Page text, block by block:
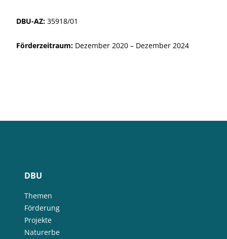
DBU-AZ: 35918/01
Förderzeitraum: Dezember 2020 – Dezember 2024
DBU
Themen
Förderung
Projekte
Naturerbe